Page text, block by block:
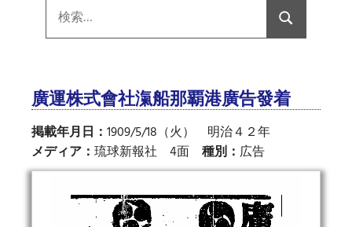
索:
検
索
廣運株式會社滊船那覇港廣告發着
掲載年月日： 1909/5/18（火） 明治４２年
メディア： 琉球新報社 4面 種別： 広告